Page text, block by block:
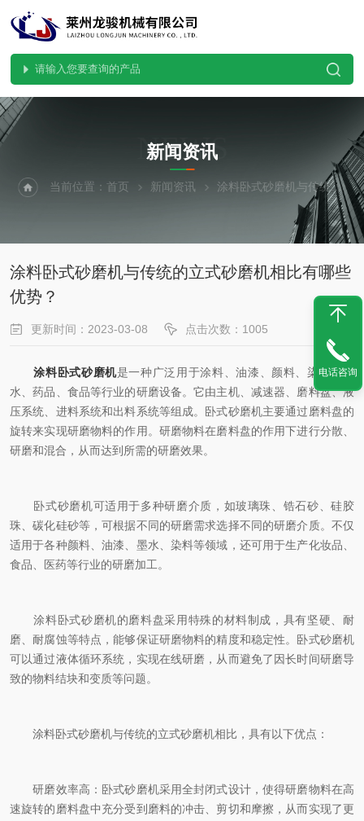
NEWS
新闻资讯
当前位置：首页 新闻资讯 涂料卧式砂磨机与传统的立式砂磨机相比有哪些优势？
涂料卧式砂磨机与传统的立式砂磨机相比有哪些
优势？
更新时间：2023-03-08 点击次数：1005
涂料卧式砂磨机是一种广泛用于涂料、油漆、颜料、染料、墨
水、药品、食品等行业的研磨设备。它由主机、减速器、磨料盘、液
压系统、进料系统和出料系统等组成。卧式砂磨机主要通过磨料盘的
旋转来实现研磨物料的作用。研磨物料在磨料盘的作用下进行分散、
研磨和混合，从而达到所需的研磨效果。
卧式砂磨机可适用于多种研磨介质，如玻璃珠、锆石砂、硅胶
珠、碳化硅砂等，可根据不同的研磨需求选择不同的研磨介质。不仅
适用于各种颜料、油漆、墨水、染料等领域，还可用于生产化妆品、
食品、医药等行业的研磨加工。
涂料卧式砂磨机的磨料盘采用特殊的材料制成，具有坚硬、耐
磨、耐腐蚀等特点，能够保证研磨物料的精度和稳定性。卧式砂磨机
可以通过液体循环系统，实现在线研磨，从而避免了因长时间研磨导
致的物料结块和变质等问题。
涂料卧式砂磨机与传统的立式砂磨机相比，具有以下优点：
研磨效率高：卧式砂磨机采用全封闭式设计，使得研磨物料在高
速旋转的磨料盘中充分受到磨料的冲击、剪切和摩擦，从而实现了更
电话咨询